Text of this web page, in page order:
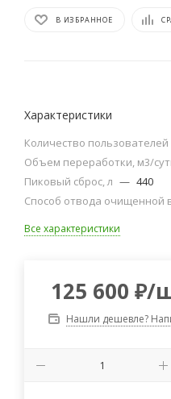
В ИЗБРАННОЕ
Характеристики
Количество пользователей
Объем переработки, м3/
Пиковый сброс, л — 440
Способ отвода очищенной
Все характеристики
125 600 ₽/
Нашли дешевле?